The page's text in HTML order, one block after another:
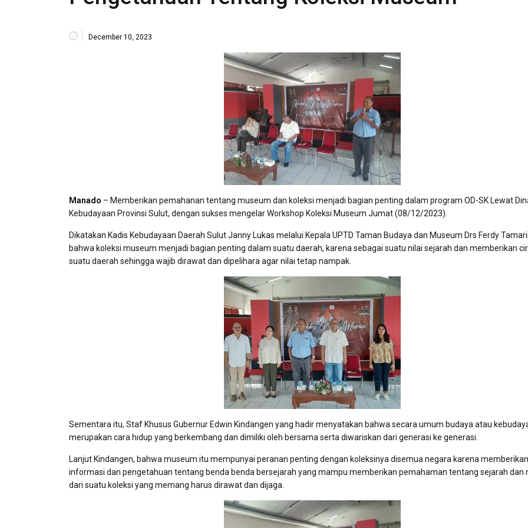
December 10, 2023
Manado – Memberikan pemahanan tentang museum dan koleksi menjadi bagian penting dalam program OD-SK Lewat
Kebudayaan Provinsi Sulut, dengan sukses mengelar Workshop Koleksi Museum Jumat (08/12/2023).
Dikatakan Kadis Kebudayaan Daerah Sulut Janny Lukas melalui Kepala UPTD Taman Budaya dan Museum Drs Ferdy
bahwa koleksi museum menjadi bagian penting dalam suatu daerah, karena sebagai suatu nilai sejarah dan memberikan
suatu daerah sehingga wajib dirawat dan dipelihara agar nilai tetap nampak.
Sementara itu, Staf Khusus Gubernur Edwin Kindangen yang hadir menyatakan bahwa secara umum budaya atau
merupakan cara hidup yang berkembang dan dimiliki oleh bersama serta diwariskan dari generasi ke generasi.
Lanjut Kindangen, bahwa museum itu mempunyai peranan penting dengan koleksinya disemua negara karena memberikan
informasi dan pengetahuan tentang benda benda bersejarah yang mampu memberikan pemahaman tentang sejarah dan
dari suatu koleksi yang memang harus dirawat dan dijaga.